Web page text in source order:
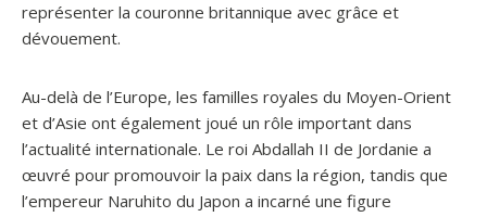
représenter la couronne britannique avec grâce et
dévouement.
Au-delà de l’Europe, les familles royales du Moyen-Orient
et d’Asie ont également joué un rôle important dans
l’actualité internationale. Le roi Abdallah II de Jordanie a
œuvré pour promouvoir la paix dans la région, tandis que
l’empereur Naruhito du Japon a incarné une figure